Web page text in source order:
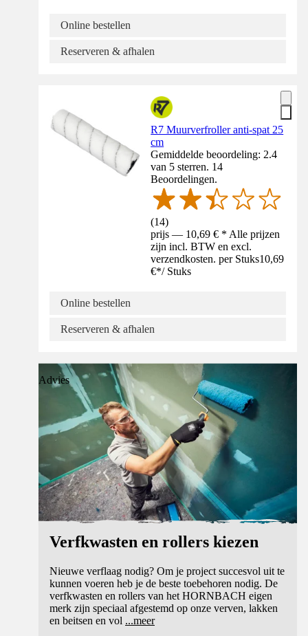
Online bestellen
Reserveren & afhalen
R7 Muurverfroller anti-spat 25
cm
Gemiddelde beoordeling: 2.4
van 5 sterren. 14
Beoordelingen.
(14)
prijs — 10,69 € * Alle prijzen
zijn incl. BTW en excl.
verzendkosten. per Stuks10,69
€*/ Stuks
Online bestellen
Reserveren & afhalen
Advies
Verfkwasten en rollers kiezen
Nieuwe verflaag nodig? Om je project succesvol uit te
kunnen voeren heb je de beste toebehoren nodig. De
verfkwasten en rollers van het HORNBACH eigen
merk zijn speciaal afgestemd op onze verven, lakken
en beitsen en vol ...meer